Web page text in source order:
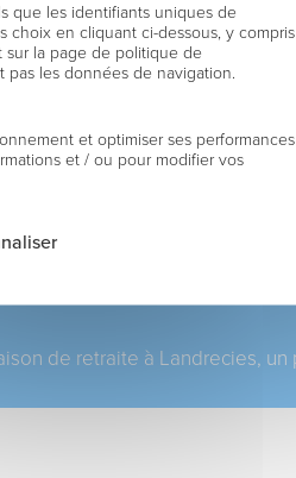
Votre
de retraite à Landrecies,
que les identifiants uniques de
choix en cliquant ci-dessous, y compris
sur la page de politique de
pas les données de navigation.
et optimiser ses performances
et / ou pour modifier vos